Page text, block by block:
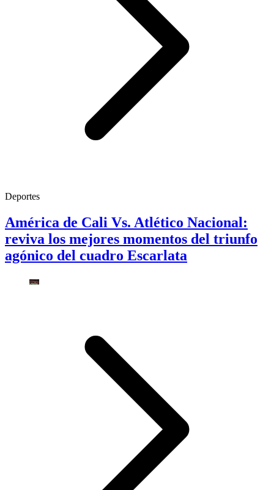
Deportes
América de Cali Vs. Atlético Nacional:
reviva los mejores momentos del triunfo
agónico del cuadro Escarlata